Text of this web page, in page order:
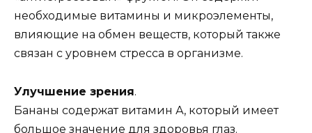
необходимые витамины и микроэлементы,
влияющие на обмен веществ, который также
связан с уровнем стресса в организме.
Улучшение зрения.
Бананы содержат витамин А, который имеет
большое значение для здоровья глаз.